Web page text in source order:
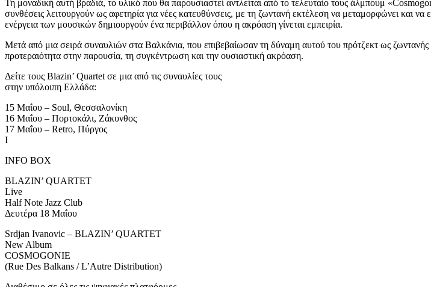
Τη μοναδική αυτή βραδιά, το υλικό που θα παρουσιαστεί αντλείται από το τελευταίο τους άλμπουμ
συνθέσεις λειτουργούν ως αφετηρία για νέες κατευθύνσεις, με τη ζωντανή εκτέλεση να μεταμορφώνει και
ενέργεια των μουσικών δημιουργούν ένα περιβάλλον όπου η ακρόαση γίνεται εμπειρία.
Μετά από μια σειρά συναυλιών στα Βαλκάνια, που επιβεβαίωσαν τη δύναμη αυτού του πρότζεκτ ως
προτεραιότητα στην παρουσία, τη συγκέντρωση και την ουσιαστική ακρόαση.
Δείτε τους Blazin’ Quartet σε μια από τις συναυλίες τους
στην υπόλοιπη Ελλάδα:
15 Μαΐου – Soul, Θεσσαλονίκη
16 Μαΐου – Πορτοκάλι, Ζάκυνθος
17 Μαΐου – Retro, Πύργος
I
INFO BOX
BLAZIN’ QUARTET
Live
Half Note Jazz Club
Δευτέρα 18 Μαΐου
Srdjan Ivanovic – BLAZIN’ QUARTET
New Album
COSMOGONIE
(Rue Des Balkans / L’Autre Distribution)